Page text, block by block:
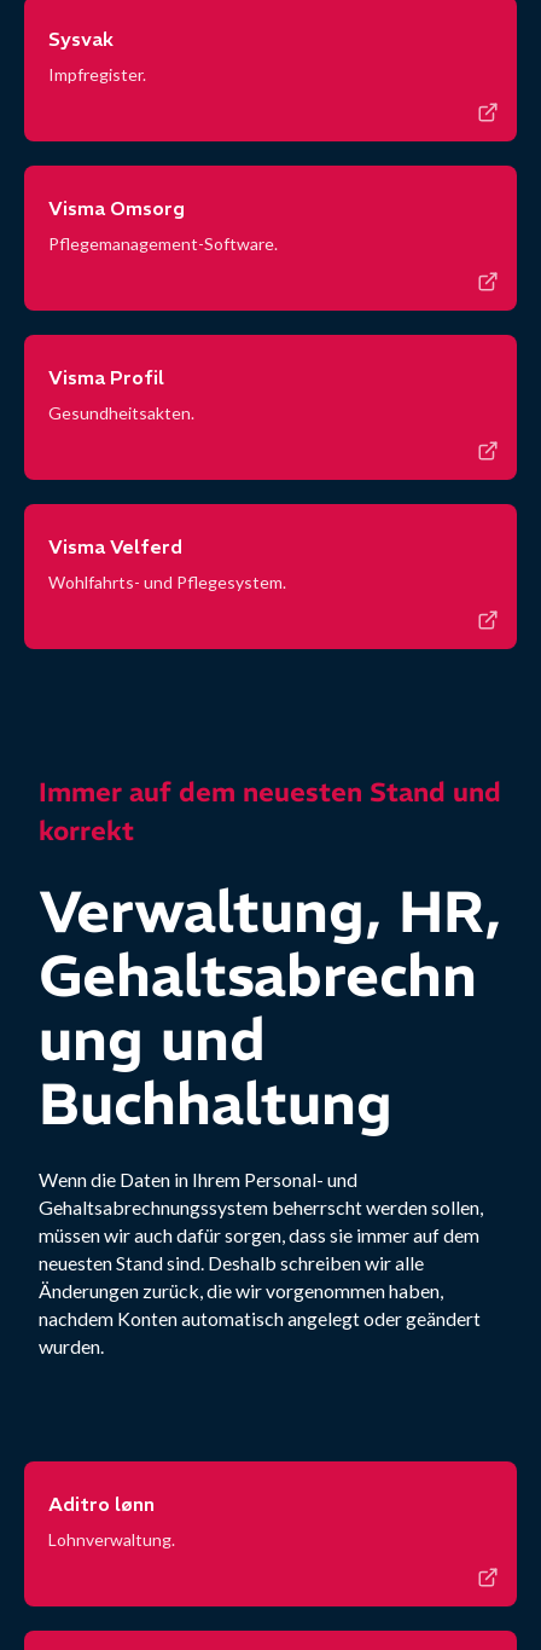
Sysvak
Impfregister.
Visma Omsorg
Pflegemanagement-Software.
Visma Profil
Gesundheitsakten.
Visma Velferd
Wohlfahrts- und Pflegesystem.
Immer auf dem neuesten Stand und
korrekt
Verwaltung, HR,
Gehaltsabrechn
ung und
Buchhaltung
Wenn die Daten in Ihrem Personal- und
Gehaltsabrechnungssystem beherrscht werden sollen,
müssen wir auch dafür sorgen, dass sie immer auf dem
neuesten Stand sind. Deshalb schreiben wir alle
Änderungen zurück, die wir vorgenommen haben,
nachdem Konten automatisch angelegt oder geändert
wurden.
Aditro lønn
Lohnverwaltung.